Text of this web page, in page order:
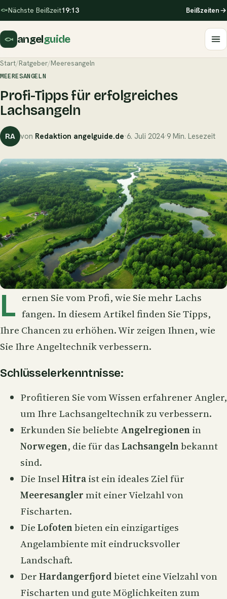
Nächste Beißzeit19:13 Beißzeiten
angelguide
Start/Ratgeber/Meeresangeln
MEERESANGELN
Profi-Tipps für erfolgreiches
Lachsangeln
RA von Redaktion angelguide.de·6. Juli 2024·9 Min. Lesezeit
L ernen Sie vom Profi, wie Sie mehr Lachs
fangen. In diesem Artikel finden Sie Tipps,
Ihre Chancen zu erhöhen. Wir zeigen Ihnen, wie
Sie Ihre Angeltechnik verbessern.
Schlüsselerkenntnisse:
Profitieren Sie vom Wissen erfahrener Angler,
um Ihre Lachsangeltechnik zu verbessern.
Erkunden Sie beliebte Angelregionenin
Norwegen, die für dasLachsangelnbekannt
sind.
Die InselHitraist ein ideales Ziel für
Meeresanglermit einer Vielzahl von
Fischarten.
DieLofotenbieten ein einzigartiges
Angelambiente mit eindrucksvoller
Landschaft.
DerHardangerfjordbietet eine Vielzahl von
Fischarten und gute Möglichkeiten zum